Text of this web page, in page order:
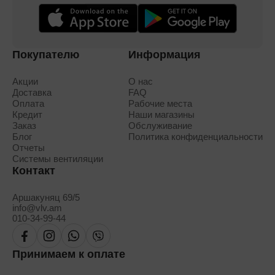
Покупателю
Акции
Доставка
Оплата
Кредит
Заказ
Блог
Отчеты
Системы вентиляции
Информация
О нас
FAQ
Рабочие места
Наши магазины
Обслуживание
Политика конфиденциальности
Контакт
Аршакуняц 69/5
info@vlv.am
010-34-99-44
Принимаем к оплате